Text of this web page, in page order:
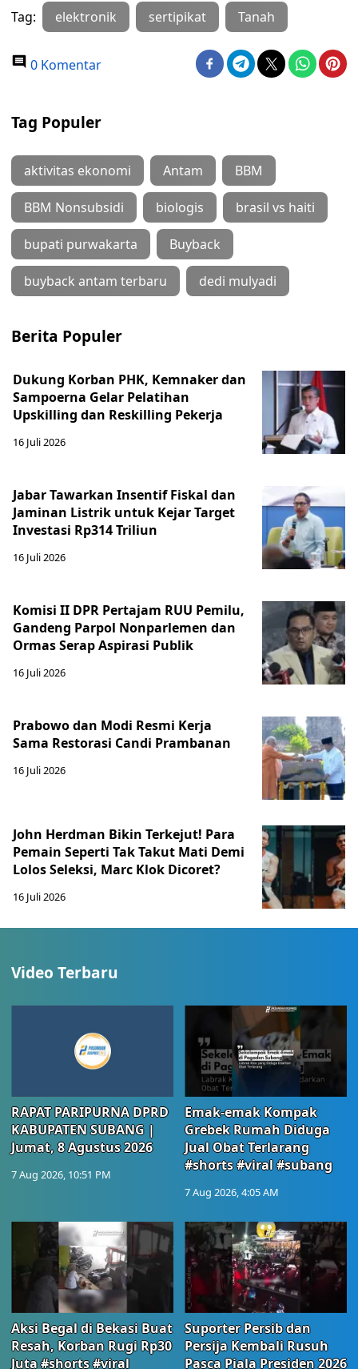
Tag: elektronik sertipikat Tanah
0 Komentar
Tag Populer
aktivitas ekonomi Antam BBM
BBM Nonsubsidi biologis brasil vs haiti
bupati purwakarta Buyback
buyback antam terbaru dedi mulyadi
Berita Populer
Dukung Korban PHK, Kemnaker dan
Sampoerna Gelar Pelatihan
Upskilling dan Reskilling Pekerja
16 Juli 2026
Jabar Tawarkan Insentif Fiskal dan
Jaminan Listrik untuk Kejar Target
Investasi Rp314 Triliun
16 Juli 2026
Komisi II DPR Pertajam RUU Pemilu,
Gandeng Parpol Nonparlemen dan
Ormas Serap Aspirasi Publik
16 Juli 2026
Prabowo dan Modi Resmi Kerja
Sama Restorasi Candi Prambanan
16 Juli 2026
John Herdman Bikin Terkejut! Para
Pemain Seperti Tak Takut Mati Demi
Lolos Seleksi, Marc Klok Dicoret?
16 Juli 2026
Video Terbaru
RAPAT PARIPURNA DPRD
KABUPATEN SUBANG |
Jumat, 8 Agustus 2026
7 Aug 2026, 10:51 PM
Emak-emak Kompak
Grebek Rumah Diduga
Jual Obat Terlarang
#shorts #viral #subang
7 Aug 2026, 4:05 AM
Aksi Begal di Bekasi Buat
Resah, Korban Rugi Rp30
Juta #shorts #viral
Suporter Persib dan
Persija Kembali Rusuh
Pasca Piala Presiden 2026